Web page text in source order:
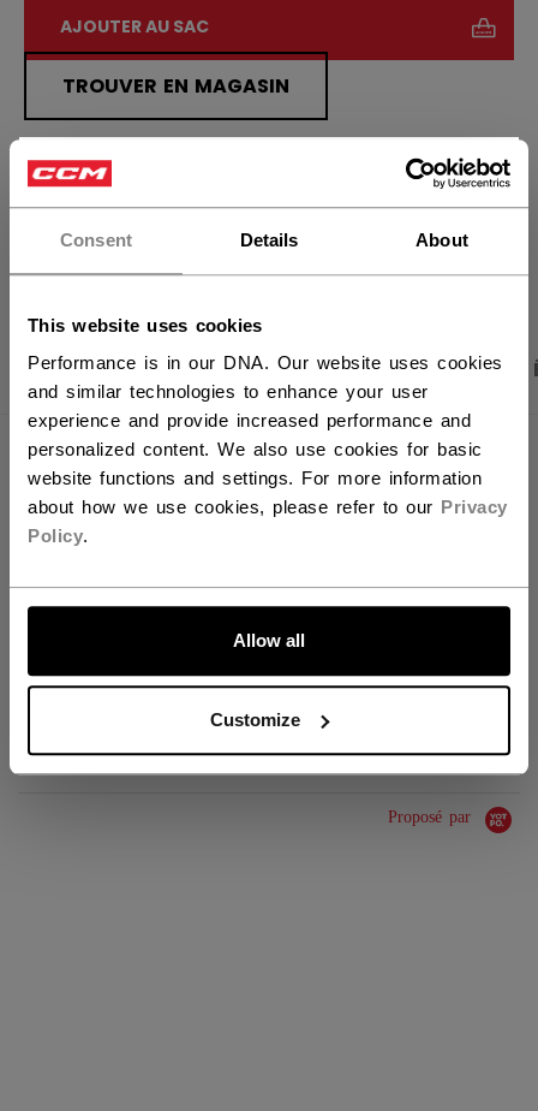
Consent Details About
This website uses cookies
Performance is in our DNA. Our website uses cookies
and similar technologies to enhance your user
experience and provide increased performance and
personalized content. We also use cookies for basic
website functions and settings. For more information
about how we use cookies, please refer to our Privacy
Policy.
Allow all
Customize
Vous souhaitez expédier des
produits aux États-Unis ?
ALLONS-Y !
AJOUTER AU SAC
TROUVER EN MAGASIN
Politique de livraison Retours gratuits
OUVRIR LES
PHOTOS DU PRODUIT CARACTÉRISTIQUES
CARACTÉRISTIQUES
IDENTIFICATION
BJTSBP-NA
COLLECTION
JetSpeed
ÉVALUATIONS
Proposé par